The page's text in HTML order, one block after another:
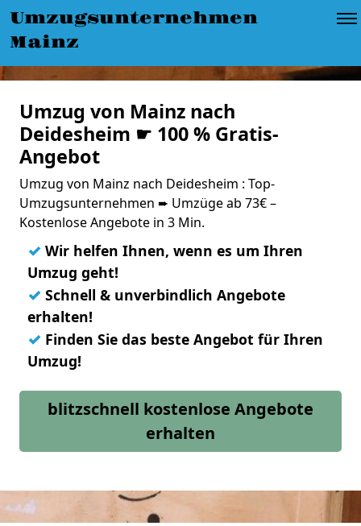
Umzugsunternehmen
Mainz
Umzug von Mainz nach
Deidesheim ☛ 100 % Gratis-
Angebot
Umzug von Mainz nach Deidesheim : Top-
Umzugsunternehmen ➨ Umzüge ab 73€ –
Kostenlose Angebote in 3 Min.
✓ Wir helfen Ihnen, wenn es um Ihren
Umzug geht!
✓ Schnell & unverbindlich Angebote
erhalten!
✓ Finden Sie das beste Angebot für Ihren
Umzug!
blitzschnell kostenlose Angebote
erhalten